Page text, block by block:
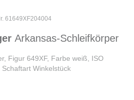
61649XF204004
Arkansas-Schleifkörper
Figur 649XF, Farbe weiß, ISO
Winkelstück